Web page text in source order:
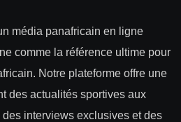
média panafricain en ligne
comme la référence ultime pour
Notre plateforme offre une
des actualités sportives aux
interviews exclusives et des